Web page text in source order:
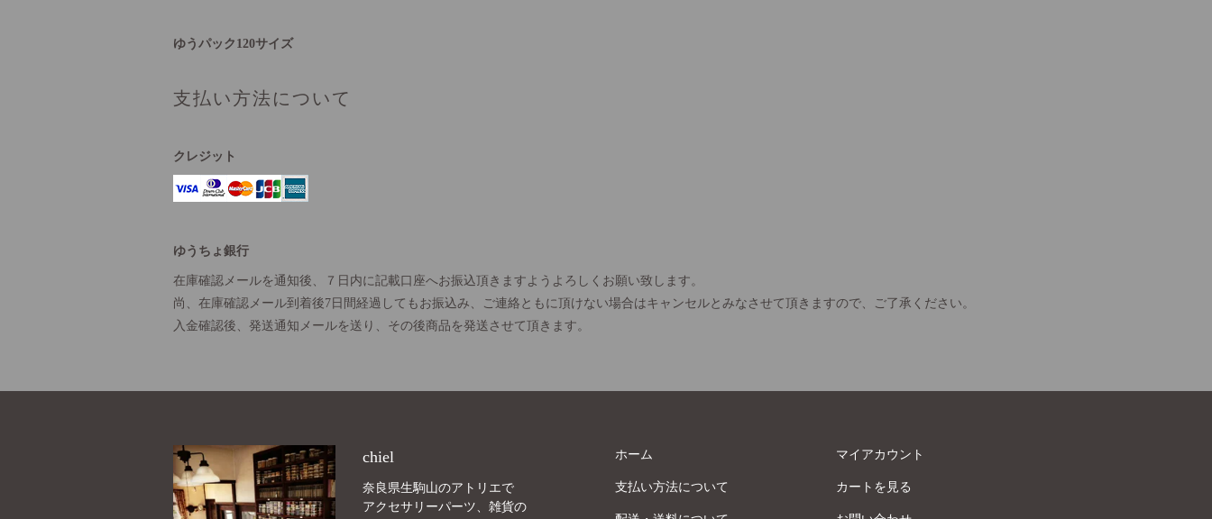
ゆうパック120サイズ
支払い方法について
クレジット
ゆうちょ銀行
在庫確認メールを通知後、７日内に記載口座へお振込頂きますようよろしくお願い致します。
尚、在庫確認メール到着後7日間経過してもお振込み、ご連絡ともに頂けない場合はキャンセルとみなさせて頂きますので、ご了承ください。
入金確認後、発送通知メールを送り、その後商品を発送させて頂きます。
chiel
奈良県生駒山のアトリエで
アクセサリーパーツ、雑貨の
ホーム
支払い方法について
マイアカウント
カートを見る